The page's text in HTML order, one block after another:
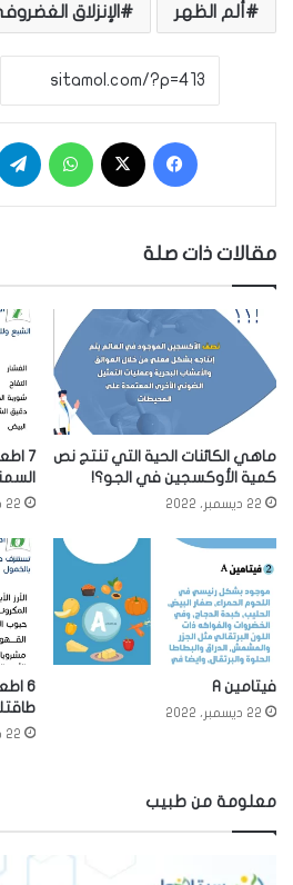
ألم الظهر الإنزلاق
مقالات ذات صلة
ماهي الكائنات الحية التي تنتج نص
كمية الأوكسجين في الجو؟!
22 ديسمبر، 2022
7
22 ديسمبر، 2022
فيتامين A
22 ديسمبر، 2022
6
22 ديسمبر، 2022
معلومة من طبيب